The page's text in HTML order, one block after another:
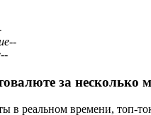
драгоценные металлы и
--
--
за несколько
в реальном времени, топ-